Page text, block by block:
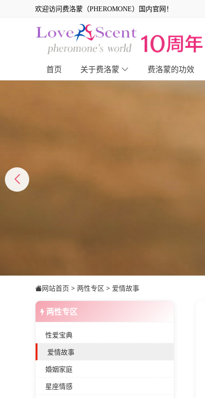
欢迎访问费洛蒙（PHEROMONE）国内官网！
首页 关于费洛蒙 费洛蒙的功效
网站首页 > 两性专区 > 爱情故事
两性专区
性爱宝典
爱情故事
婚姻家庭
星座情感